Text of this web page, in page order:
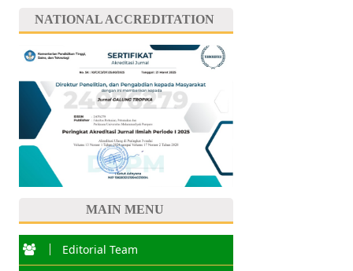
NATIONAL ACCREDITATION
MAIN MENU
Editorial Team